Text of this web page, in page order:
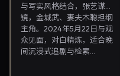
与写实风格结合，张艺谋掌
镜，金城武、妻夫木聪担纲
主角。2024年5月22日与观
众见面，对白精炼，适合晚
间沉浸式追剧与检索...